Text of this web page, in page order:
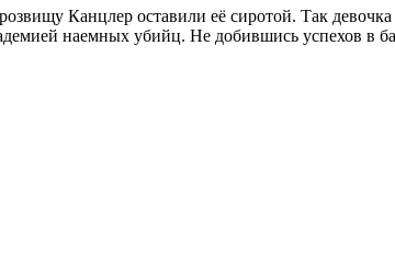
Канцлер оставили её сиротой. Так
наемных убийц. Не добившись успехов в